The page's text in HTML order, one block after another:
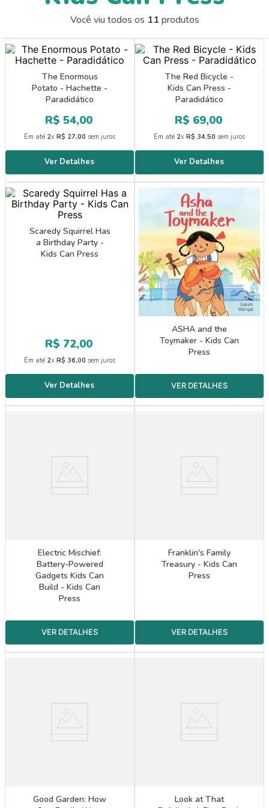
Você viu todos os 11 produtos
The Enormous
Potato - Hachette -
Paradidático
R$ 54,00
Em até 2x R$ 27,00 sem juros
The Red Bicycle -
Kids Can Press -
Paradidático
R$ 69,00
Em até 2x R$ 34,50 sem juros
Scaredy Squirrel Has
a Birthday Party -
Kids Can Press
R$ 72,00
Em até 2x R$ 36,00 sem juros
ASHA and the
Toymaker - Kids Can
Press
Electric Mischief:
Battery-Powered
Gadgets Kids Can
Build - Kids Can
Press
Franklin's Family
Treasury - Kids Can
Press
Good Garden: How
Look at That